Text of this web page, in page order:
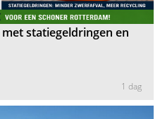
statiegeldringen en
1 dag